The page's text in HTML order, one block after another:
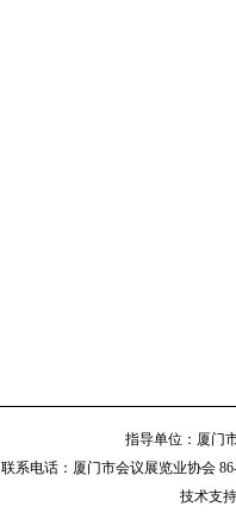
指导单位：厦
联系电话：厦门市会议展览业协会
技术支